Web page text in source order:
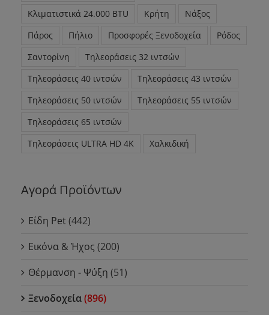
Κλιματιστικά 24.000 BTU
Κρήτη
Νάξος
Πάρος
Πήλιο Προσφορές Ξενοδοχεία
Ρόδος
Σαντορίνη
Τηλεοράσεις 32 ιντσών
Τηλεοράσεις 40 ιντσών
Τηλεοράσεις 43 ιντσών
Τηλεοράσεις 50 ιντσών
Τηλεοράσεις 55 ιντσών
Τηλεοράσεις 65 ιντσών
Τηλεοράσεις ULTRA HD 4K
Χαλκιδική
Αγορά Προϊόντων
Είδη Pet(442)
Εικόνα & Ήχος (200)
Θέρμανση - Ψύξη (51)
Ξενοδοχεία(896)